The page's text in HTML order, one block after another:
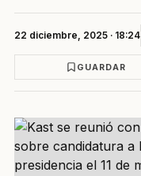
22 diciembre, 2025 · 18:24
GUARDAR